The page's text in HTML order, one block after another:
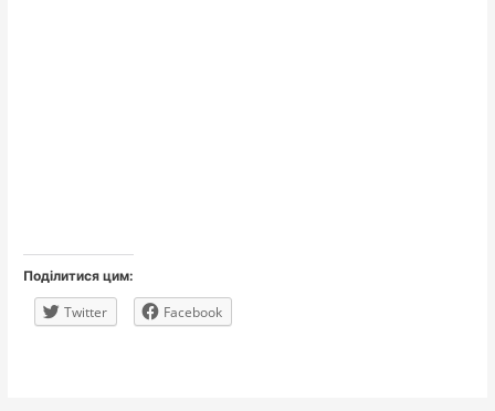
Поділитися цим:
Twitter Facebook